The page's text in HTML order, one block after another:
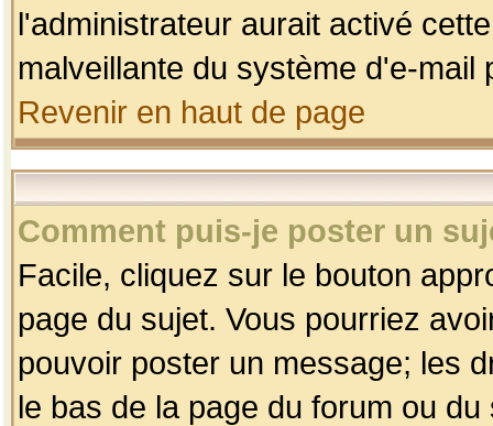
l'administrateur aurait activé
malveillante du système d'e-
Revenir en haut de page
Comment puis-je poster un
Facile, cliquez sur le bouton
page du sujet. Vous pourriez
pouvoir poster un message; les
le bas de la page du forum ou